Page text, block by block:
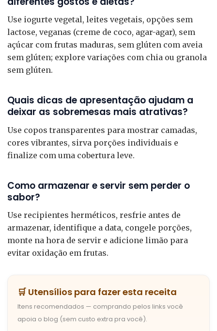
Use iogurte vegetal, leites vegetais, opções sem
lactose, veganas (creme de coco, agar-agar), sem
açúcar com frutas maduras, sem glúten com aveia
sem glúten; explore variações com chia ou granola
sem glúten.
Quais dicas de apresentação ajudam a
deixar as sobremesas mais atrativas?
Use copos transparentes para mostrar camadas,
cores vibrantes, sirva porções individuais e
finalize com uma cobertura leve.
Como armazenar e servir sem perder o
sabor?
Use recipientes herméticos, resfrie antes de
armazenar, identifique a data, congele porções,
monte na hora de servir e adicione limão para
evitar oxidação em frutas.
🛒 Utensílios para fazer esta receita
Itens recomendados — comprando pelos links você
apoia o blog (sem custo extra pra você).